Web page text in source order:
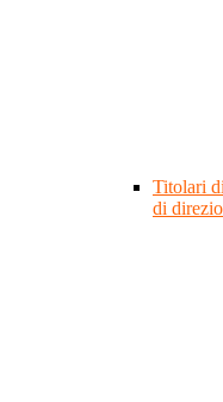
Titolari
di